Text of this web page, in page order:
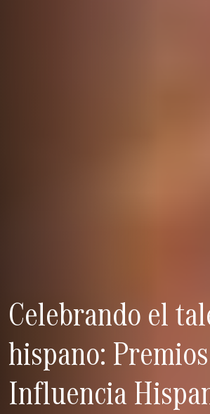
Celebrando el
hispano: Premios
Influencia